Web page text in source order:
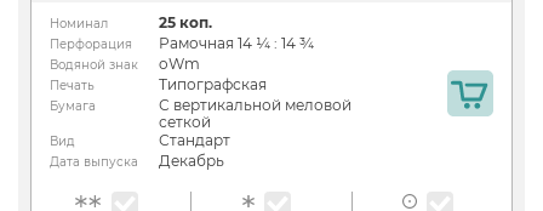
Номинал 25 коп.
Перфорация Рамочная 14 ¼ : 14 ¾
Водяной знак oWm
Печать Типографская
Бумага
С вертикальной меловой
сеткой
Вид Стандарт
Дата выпуска Декабрь